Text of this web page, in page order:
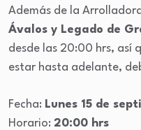
Además de la
Ávalos y Legado de
desde las 20:00 hrs, así
estar hasta adelante,
Fecha: Lunes 15 de
Horario: 20:00 hrs